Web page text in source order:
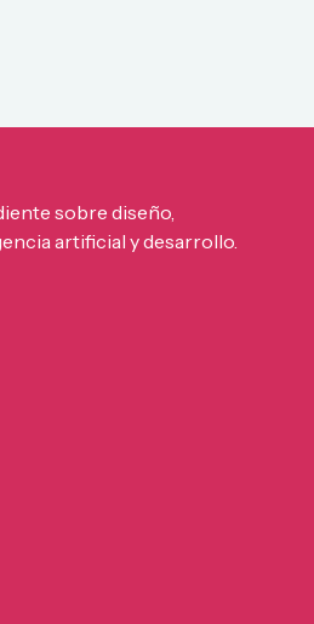
sobre diseño,
artificial y desarrollo.